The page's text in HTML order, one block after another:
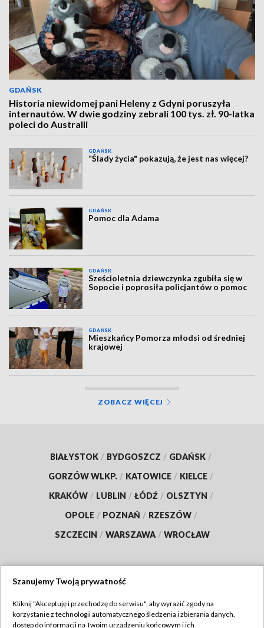
GDAŃSK
Historia niewidomej pani Heleny z Gdyni poruszyła
internautów. W dwie godziny zebrali 100 tys. zł. 90-latka
poleci do Australii
GDAŃSK
“Ślady życia" pokazują, że jest nas więcej?
GDAŃSK
Pomoc dla Adama
GDAŃSK
Sześcioletnia dziewczynka zgubiła się w
Sopocie i poprosiła policjantów o pomoc
GDAŃSK
Mieszkańcy Pomorza młodsi od średniej
krajowej
ZOBACZ WIĘCEJ
BIAŁYSTOK / BYDGOSZCZ / GDAŃSK /
GORZÓW WLKP. / KATOWICE / KIELCE /
KRAKÓW / LUBLIN / ŁÓDŹ / OLSZTYN /
OPOLE / POZNAŃ / RZESZÓW /
SZCZECIN / WARSZAWA / WROCŁAW
TVP
Szanujemy Twoją prywatność
Kliknij "Akceptuję i przechodzę do serwisu", aby wyrazić zgody na
korzystanie z technologii automatycznego śledzenia i zbierania danych,
dostęp do informacji na Twoim urządzeniu końcowym i ich